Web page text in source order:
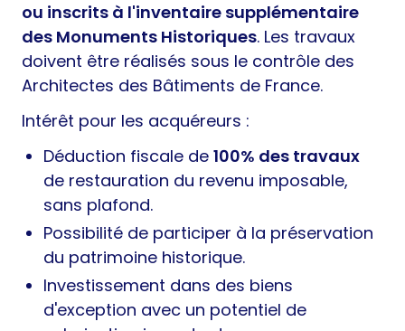
ou inscrits à l'inventaire supplémentaire
des Monuments Historiques. Les travaux
doivent être réalisés sous le contrôle des
Architectes des Bâtiments de France.
Intérêt pour les acquéreurs :
Déduction fiscale de 100% des travaux
de restauration du revenu imposable,
sans plafond.
Possibilité de participer à la préservation
du patrimoine historique.
Investissement dans des biens
d'exception avec un potentiel de